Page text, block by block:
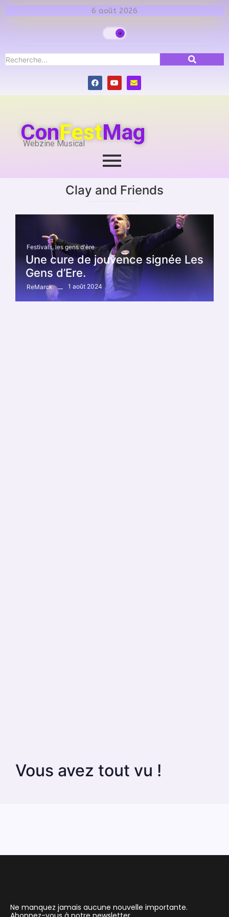
6 août 2026
ConFestMag
Webzine Musical
Clay and Friends
Festivals, les gens d'ère
Une cure de jouvence signée Les
Gens d’Ere.
ReMarck 1 août 2024
Vous avez tout vu !
Ne manquez jamais aucune nouvelle importante.